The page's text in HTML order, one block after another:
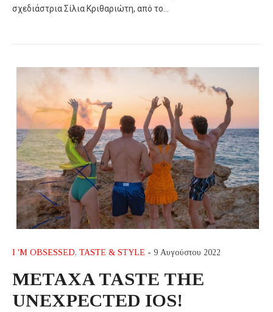
σχεδιάστρια Σίλια Κριθαριώτη, από το…
I 'M OBSESSED, TASTE & STYLE - 9 Αυγούστου 2022
METAXA TASTE THE
UNEXPECTED IOS!